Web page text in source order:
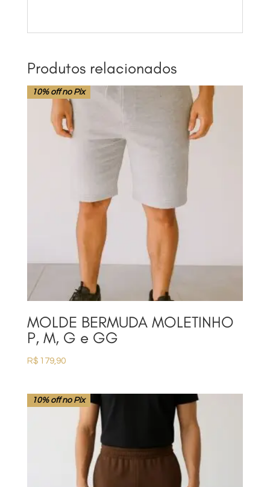
Produtos relacionados
10% off no Pix
MOLDE BERMUDA MOLETINHO
P, M, G e GG
R$179,90
10% off no Pix